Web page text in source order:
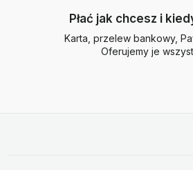
Płać jak chcesz i
Karta, przelew bankowy,
Oferujemy je